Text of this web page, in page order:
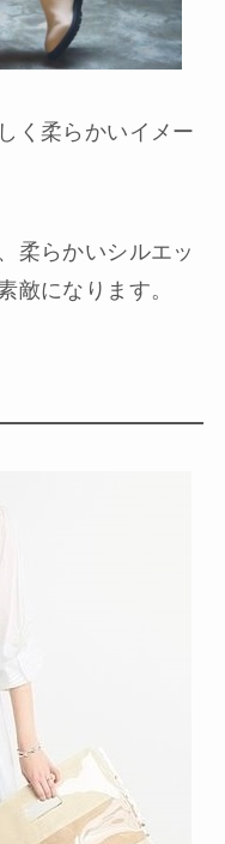
く柔らかいイメー
柔らかいシルエッ
敵になります。